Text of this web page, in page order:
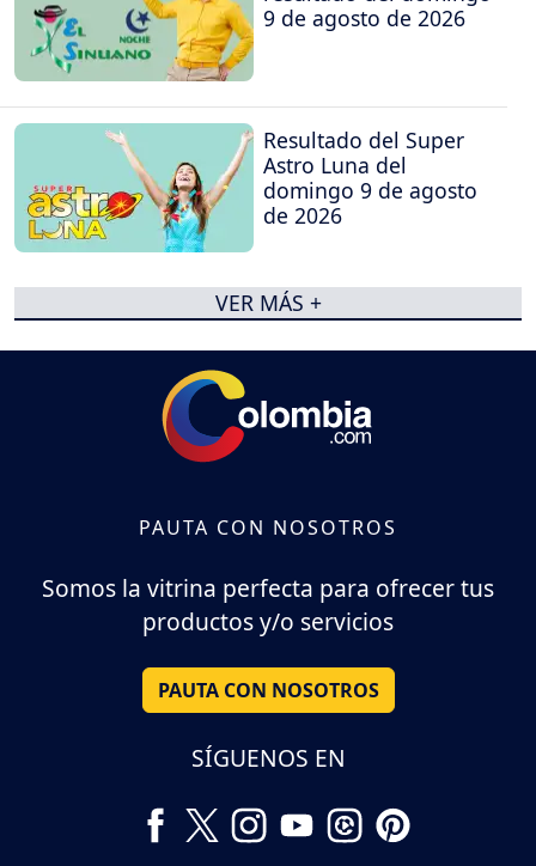
9 de agosto de 2026
Resultado del Super
Astro Luna del
domingo 9 de agosto
de 2026
VER MÁS +
PAUTA CON NOSOTROS
Somos la vitrina perfecta para ofrecer tus
productos y/o servicios
PAUTA CON NOSOTROS
SÍGUENOS EN